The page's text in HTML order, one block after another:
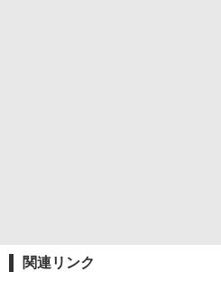
関連リンク